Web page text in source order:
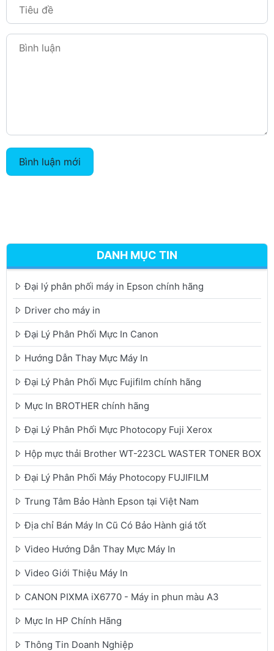
Bình luận mới
DANH MỤC TIN
Đại lý phân phối máy in Epson chính hãng
Driver cho máy in
Đại Lý Phân Phối Mực In Canon
Hướng Dẫn Thay Mực Máy In
Đại Lý Phân Phối Mực Fujifilm chính hãng
Mực In BROTHER chính hãng
Đại Lý Phân Phối Mực Photocopy Fuji Xerox
Hộp mực thải Brother WT-223CL WASTER TONER BOX
Đại Lý Phân Phối Máy Photocopy FUJIFILM
Trung Tâm Bảo Hành Epson tại Việt Nam
Địa chỉ Bán Máy In Cũ Có Bảo Hành giá tốt
Video Hướng Dẫn Thay Mực Máy In
Video Giới Thiệu Máy In
CANON PIXMA iX6770 - Máy in phun màu A3
Mực In HP Chính Hãng
Thông Tin Doanh Nghiệp